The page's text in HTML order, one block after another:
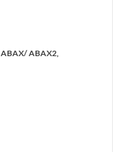
ABAX/ ABAX2,